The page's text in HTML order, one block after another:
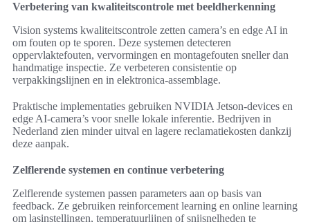
Verbetering van kwaliteitscontrole met beeldherkenning
Vision systems kwaliteitscontrole zetten camera’s en edge AI in
om fouten op te sporen. Deze systemen detecteren
oppervlaktefouten, vervormingen en montagefouten sneller dan
handmatige inspectie. Ze verbeteren consistentie op
verpakkingslijnen en in elektronica-assemblage.
Praktische implementaties gebruiken NVIDIA Jetson-devices en
edge AI-camera’s voor snelle lokale inferentie. Bedrijven in
Nederland zien minder uitval en lagere reclamatiekosten dankzij
deze aanpak.
Zelflerende systemen en continue verbetering
Zelflerende systemen passen parameters aan op basis van
feedback. Ze gebruiken reinforcement learning en online learning
om lasinstellingen, temperatuurlijnen of snijsnelheden te